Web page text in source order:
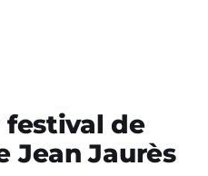
festival de
Jean Jaurès